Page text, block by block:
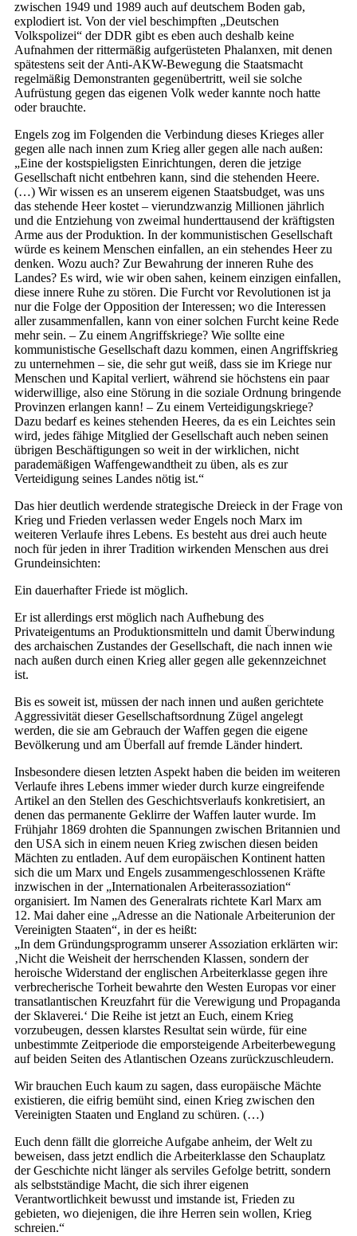
zwischen 1949 und 1989 auch auf deutschem Boden gab,
explodiert ist. Von der viel beschimpften „Deutschen
Volkspolizei“ der DDR gibt es eben auch deshalb keine
Aufnahmen der rittermäßig aufgerüsteten Phalanxen, mit denen
spätestens seit der Anti-AKW-Bewegung die Staatsmacht
regelmäßig Demonstranten gegenübertritt, weil sie solche
Aufrüstung gegen das eigenen Volk weder kannte noch hatte
oder brauchte.
Engels zog im Folgenden die Verbindung dieses Krieges aller
gegen alle nach innen zum Krieg aller gegen alle nach außen:
„Eine der kostspieligsten Einrichtungen, deren die jetzige
Gesellschaft nicht entbehren kann, sind die stehenden Heere.
(…) Wir wissen es an unserem eigenen Staatsbudget, was uns
das stehende Heer kostet – vierundzwanzig Millionen jährlich
und die Entziehung von zweimal hunderttausend der kräftigsten
Arme aus der Produktion. In der kommunistischen Gesellschaft
würde es keinem Menschen einfallen, an ein stehendes Heer zu
denken. Wozu auch? Zur Bewahrung der inneren Ruhe des
Landes? Es wird, wie wir oben sahen, keinem einzigen einfallen,
diese innere Ruhe zu stören. Die Furcht vor Revolutionen ist ja
nur die Folge der Opposition der Interessen; wo die Interessen
aller zusammenfallen, kann von einer solchen Furcht keine Rede
mehr sein. – Zu einem Angriffskriege? Wie sollte eine
kommunistische Gesellschaft dazu kommen, einen Angriffskrieg
zu unternehmen – sie, die sehr gut weiß, dass sie im Kriege nur
Menschen und Kapital verliert, während sie höchstens ein paar
widerwillige, also eine Störung in die soziale Ordnung bringende
Provinzen erlangen kann! – Zu einem Verteidigungskriege?
Dazu bedarf es keines stehenden Heeres, da es ein Leichtes sein
wird, jedes fähige Mitglied der Gesellschaft auch neben seinen
übrigen Beschäftigungen so weit in der wirklichen, nicht
parademäßigen Waffengewandtheit zu üben, als es zur
Verteidigung seines Landes nötig ist.“
Das hier deutlich werdende strategische Dreieck in der Frage von
Krieg und Frieden verlassen weder Engels noch Marx im
weiteren Verlaufe ihres Lebens. Es besteht aus drei auch heute
noch für jeden in ihrer Tradition wirkenden Menschen aus drei
Grundeinsichten:
Ein dauerhafter Friede ist möglich.
Er ist allerdings erst möglich nach Aufhebung des
Privateigentums an Produktionsmitteln und damit Überwindung
des archaischen Zustandes der Gesellschaft, die nach innen wie
nach außen durch einen Krieg aller gegen alle gekennzeichnet
ist.
Bis es soweit ist, müssen der nach innen und außen gerichtete
Aggressivität dieser Gesellschaftsordnung Zügel angelegt
werden, die sie am Gebrauch der Waffen gegen die eigene
Bevölkerung und am Überfall auf fremde Länder hindert.
Insbesondere diesen letzten Aspekt haben die beiden im weiteren
Verlaufe ihres Lebens immer wieder durch kurze eingreifende
Artikel an den Stellen des Geschichtsverlaufs konkretisiert, an
denen das permanente Geklirre der Waffen lauter wurde. Im
Frühjahr 1869 drohten die Spannungen zwischen Britannien und
den USA sich in einem neuen Krieg zwischen diesen beiden
Mächten zu entladen. Auf dem europäischen Kontinent hatten
sich die um Marx und Engels zusammengeschlossenen Kräfte
inzwischen in der „Internationalen Arbeiterassoziation“
organisiert. Im Namen des Generalrats richtete Karl Marx am
12. Mai daher eine „Adresse an die Nationale Arbeiterunion der
Vereinigten Staaten“, in der es heißt:
„In dem Gründungsprogramm unserer Assoziation erklärten wir:
‚Nicht die Weisheit der herrschenden Klassen, sondern der
heroische Widerstand der englischen Arbeiterklasse gegen ihre
verbrecherische Torheit bewahrte den Westen Europas vor einer
transatlantischen Kreuzfahrt für die Verewigung und Propaganda
der Sklaverei.‘ Die Reihe ist jetzt an Euch, einem Krieg
vorzubeugen, dessen klarstes Resultat sein würde, für eine
unbestimmte Zeitperiode die emporsteigende Arbeiterbewegung
auf beiden Seiten des Atlantischen Ozeans zurückzuschleudern.
Wir brauchen Euch kaum zu sagen, dass europäische Mächte
existieren, die eifrig bemüht sind, einen Krieg zwischen den
Vereinigten Staaten und England zu schüren. (…)
Euch denn fällt die glorreiche Aufgabe anheim, der Welt zu
beweisen, dass jetzt endlich die Arbeiterklasse den Schauplatz
der Geschichte nicht länger als serviles Gefolge betritt, sondern
als selbstständige Macht, die sich ihrer eigenen
Verantwortlichkeit bewusst und imstande ist, Frieden zu
gebieten, wo diejenigen, die ihre Herren sein wollen, Krieg
schreien.“